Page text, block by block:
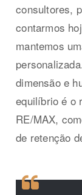
consultores,
contarmos
mantemos
dimensão e
equilíbrio é o
RE/MAX,
de retenção